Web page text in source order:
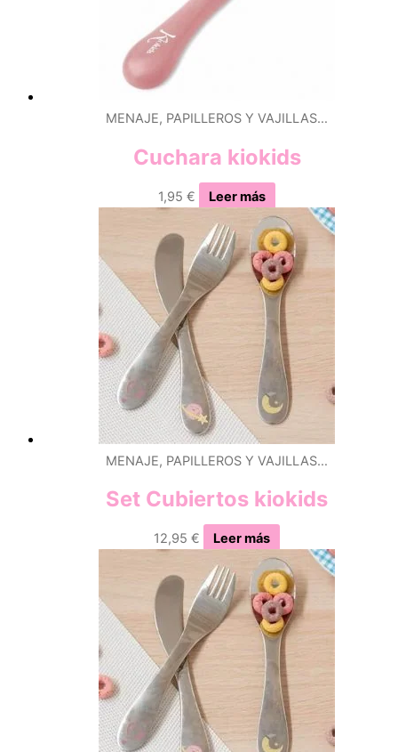
MENAJE, PAPILLEROS Y VAJILLAS…
Cuchara kiokids
1,95€ Leer más
MENAJE, PAPILLEROS Y VAJILLAS…
Set Cubiertos kiokids
12,95€ Leer más